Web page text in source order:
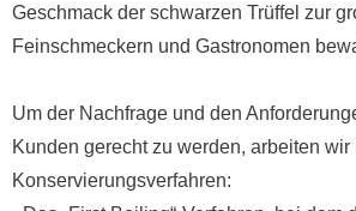
Feinschmeckern und Gastronomen
Kunden gerecht zu werden, arbeiten wir
Konservierungsverfahren:
- Das „First Boiling“-Verfahren, bei dem